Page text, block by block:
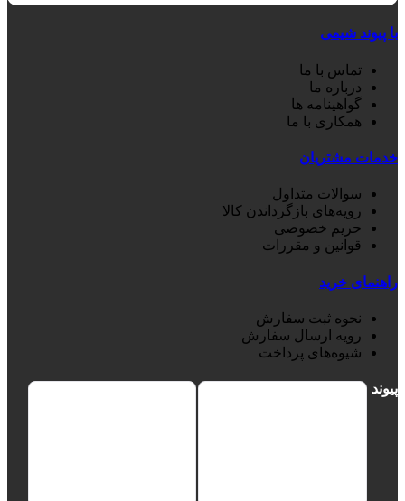
با پیوند شیمی
تماس با ما
درباره ما
گواهینامه ها
همکاری با ما
خدمات مشتریان
سوالات متداول
رویه‌های بازگرداندن کالا
حریم خصوصی
قوانین و مقررات
راهنمای خرید
نحوه ثبت سفارش
رویه ارسال سفارش
شیوه‌های پرداخت
پیوند